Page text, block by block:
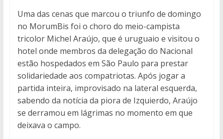
Uma das cenas que marcou o triunfo de domingo
no MorumBis foi o choro do meio-campista
tricolor Michel Araújo, que é uruguaio e visitou o
hotel onde membros da delegação do Nacional
estão hospedados em São Paulo para prestar
solidariedade aos compatriotas. Após jogar a
partida inteira, improvisado na lateral esquerda,
sabendo da notícia da piora de Izquierdo, Araújo
se derramou em lágrimas no momento em que
deixava o campo.